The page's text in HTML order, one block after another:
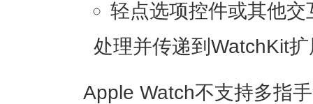
轻点选项控件或其他
处理并传递到WatchKit
Apple Watch不支持多指